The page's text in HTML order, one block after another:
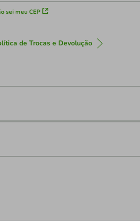
sei meu CEP
de Trocas e Devolução